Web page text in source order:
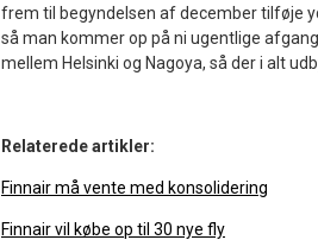
frem til begyndelsen af december tilføje
så man kommer op på ni ugentlige
mellem Helsinki og Nagoya, så der i alt
Relaterede artikler:
Finnair må vente med konsolidering
Finnair vil købe op til 30 nye fly